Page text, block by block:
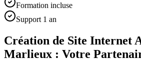
Formation incluse
Support 1 an
Création de Site Internet
Marlieux : Votre